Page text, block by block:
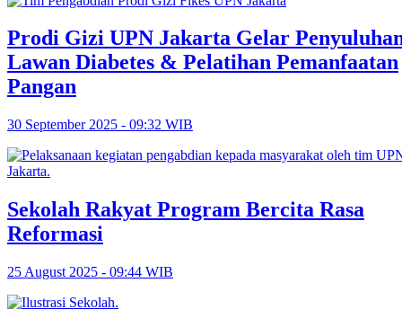
Prodi Gizi UPN Jakarta Gelar
Lawan Diabetes & Pelatihan Pemanfaatan
Pangan
30 September 2025 - 09:32 WIB
Sekolah Rakyat Program Bercita Rasa
Reformasi
25 August 2025 - 09:44 WIB